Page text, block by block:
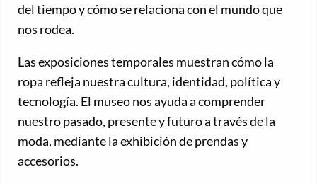
del tiempo y cómo se relaciona con el mundo que
nos rodea.
Las exposiciones temporales muestran cómo la
ropa refleja nuestra cultura, identidad, política y
tecnología. El museo nos ayuda a comprender
nuestro pasado, presente y futuro a través de la
moda, mediante la exhibición de prendas y
accesorios.